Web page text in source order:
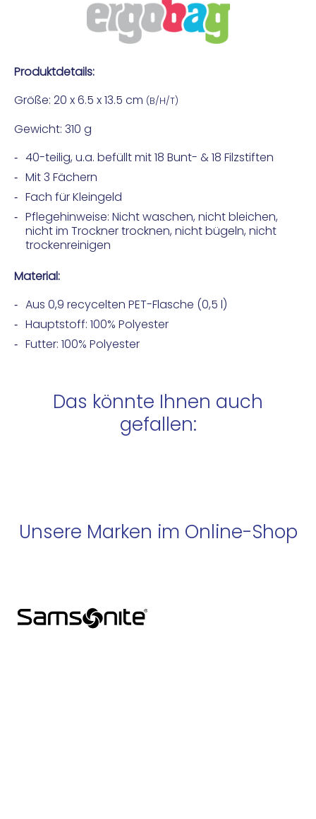
Produktdetails:
Größe: 20 x 6.5 x 13.5 cm (B/H/T)
Gewicht: 310 g
40-teilig, u.a. befüllt mit 18 Bunt- & 18 Filzstiften
Mit 3 Fächern
Fach für Kleingeld
Pflegehinweise: Nicht waschen, nicht bleichen,
nicht im Trockner trocknen, nicht bügeln, nicht
trockenreinigen
Material:
Aus 0,9 recycelten PET-Flasche (0,5 l)
Hauptstoff: 100% Polyester
Futter: 100% Polyester
Das könnte Ihnen auch
gefallen:
Unsere Marken im Online-Shop